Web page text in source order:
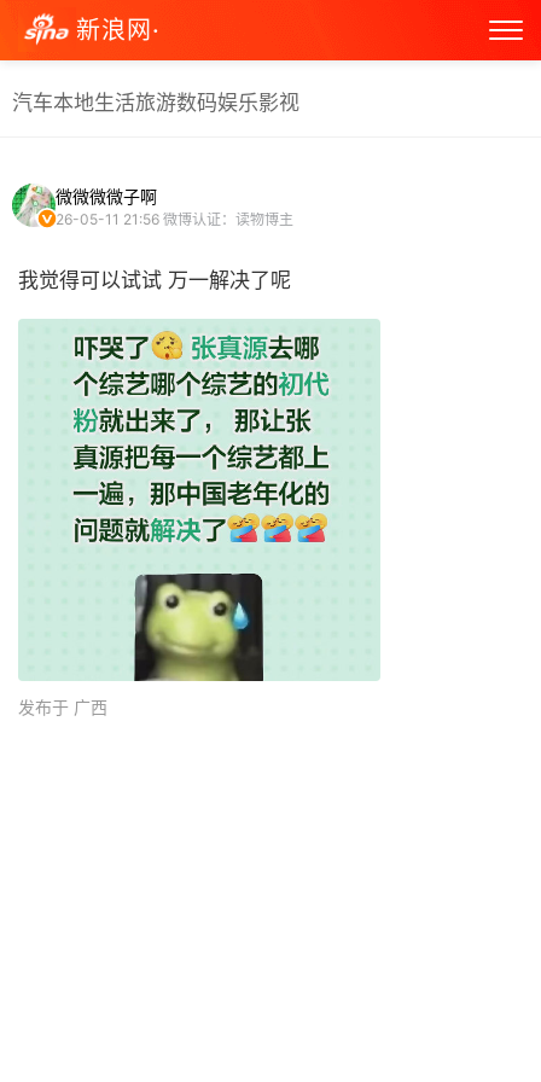
新浪网·
汽车本地生活旅游数码娱乐影视
微微微微子啊
26-05-11 21:56 微博认证：读物博主
我觉得可以试试 万一解决了呢 ​
发布于 广西